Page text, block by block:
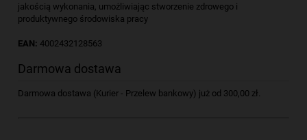
jakością wykonania, umożliwiając stworzenie zdrowego i
produktywnego środowiska pracy
EAN: 4002432128563
Darmowa dostawa
Darmowa dostawa (Kurier - Przelew bankowy) już od 300,00 zł.